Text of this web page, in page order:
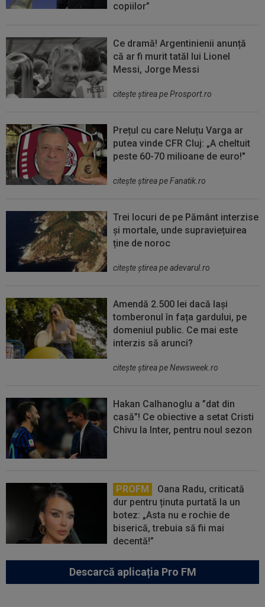
copiilor”
Ce dramă! Argentinienii anunță
că ar fi murit tatăl lui Lionel
Messi, Jorge Messi
citeşte ştirea pe Prosport.ro
Prețul cu care Neluțu Varga ar
putea vinde CFR Cluj: „A cheltuit
peste 60-70 milioane de euro!"
citeşte ştirea pe Fanatik.ro
Trei locuri de pe Pământ interzise
și mortale, unde supraviețuirea
ține de noroc
citeşte ştirea pe adevarul.ro
Amendă 2.500 lei dacă lași
tomberonul în fața gardului, pe
domeniul public. Ce mai este
interzis să arunci?
citeşte ştirea pe Newsweek.ro
Hakan Calhanoglu a ”dat din
casă”! Ce obiective a setat Cristi
Chivu la Inter, pentru noul sezon
PROFM
Oana Radu, criticată
dur pentru ținuta purtată la un
botez: „Asta nu e rochie de
biserică, trebuia să fii mai
decentă!”
Descarcă aplicația Pro FM